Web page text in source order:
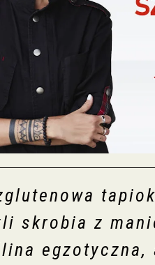
skrobia z
egzotyczna,